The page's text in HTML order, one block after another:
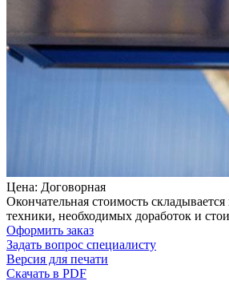
Цена: Договорная
Окончательная стоимость
техники, необходимых доработок и
Оформить заказ
Задать вопрос специалисту
Версия для печати
Скачать в PDF